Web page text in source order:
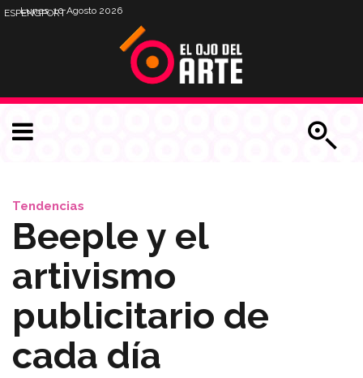
Lunes, 10 Agosto 2026
ESPENGPORT
Tendencias
Beeple y el
artivismo
publicitario de
cada día